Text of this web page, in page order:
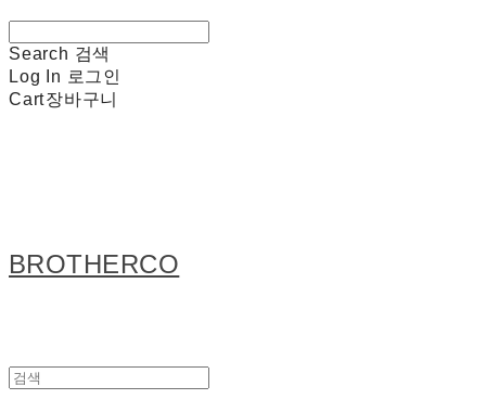
Search 검색
Log In 로그인
Cart장바구니
BROTHERCO